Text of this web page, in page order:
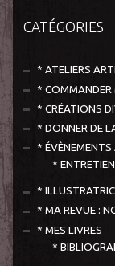
CATÉGORIES
* ATELIERS
* COMMANDER
* CRÉATIONS
* DONNER DE
*
*
*
* MA REVUE :
* MES LIVRES
*